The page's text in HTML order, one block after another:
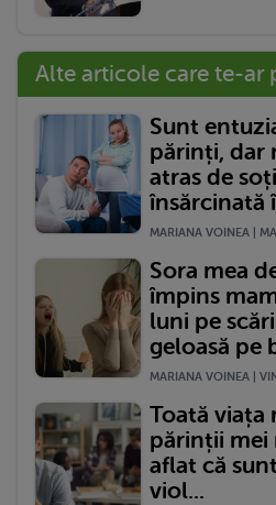
Alte articole care te-ar
Sunt
părinți, dar
atras de
însărcinată
MARIANA VOINEA |
Sora mea
împins
luni pe
geloasă pe
MARIANA VOINEA |
Toată viața
părinții mei
aflat că
viol...